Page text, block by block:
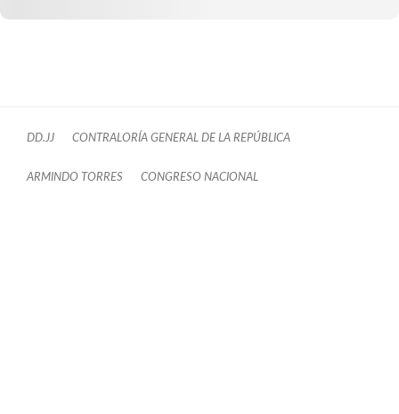
DD.JJ CONTRALORÍA GENERAL DE LA REPÚBLICA
ARMINDO TORRES CONGRESO NACIONAL